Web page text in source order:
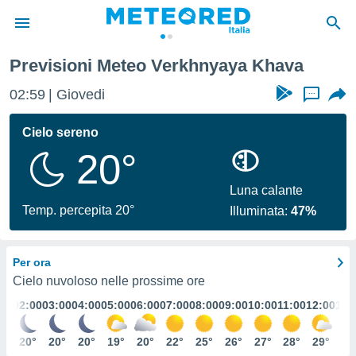
di
per
le
di
le
Previsioni Meteo Verkhnyaya Khava
02:59 Giovedi ...
Cielo sereno
20°
Temp. percepita 20°
Luna calante
Illuminata:47%
Per ora
Cielo nuvoloso nelle prossime ore
02:00
20°
03:00
20°
04:00
20°
05:00
19°
06:00
20°
07:00
22°
08:00
25°
09:00
26°
10:00
27°
11:00
28°
12:00
29°